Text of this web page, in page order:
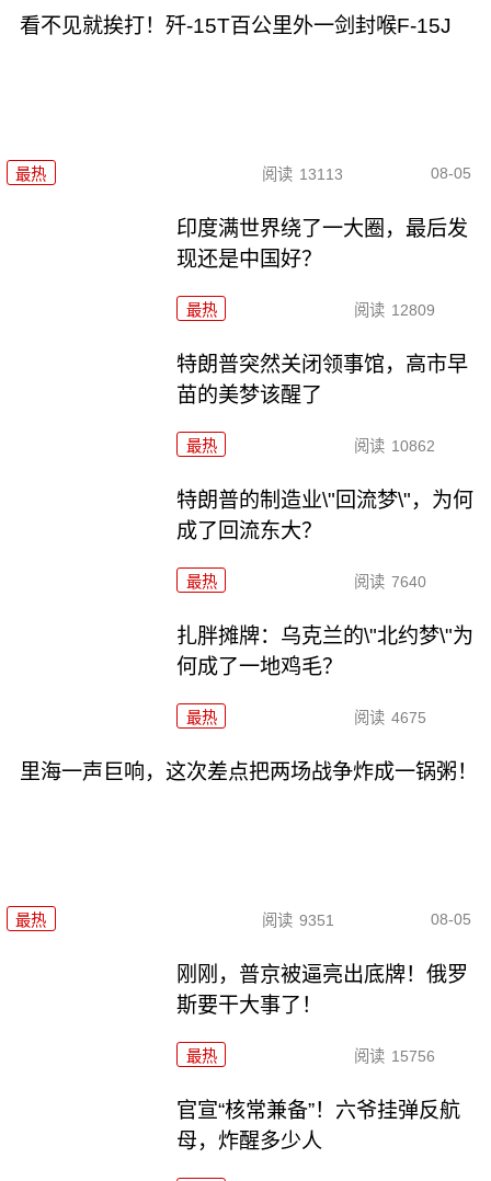
看不见就挨打！歼-15T百公里外一剑封喉F-15J
最热 阅读 13113 08-05
印度满世界绕了一大圈，最后发
现还是中国好？
最热 阅读 12809
特朗普突然关闭领事馆，高市早
苗的美梦该醒了
最热 阅读 10862
特朗普的制造业\"回流梦\"，为何
成了回流东大？
最热 阅读 7640
扎胖摊牌：乌克兰的\"北约梦\"为
何成了一地鸡毛？
最热 阅读 4675
里海一声巨响，这次差点把两场战争炸成一锅粥！
最热 阅读 9351 08-05
刚刚，普京被逼亮出底牌！俄罗
斯要干大事了！
最热 阅读 15756
官宣“核常兼备”！六爷挂弹反航
母，炸醒多少人